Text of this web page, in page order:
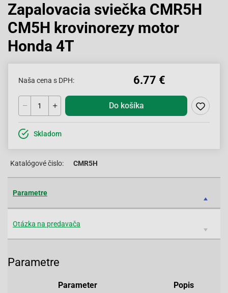
Zapalovacia sviečka CMR5H
CM5H krovinorezy motor
Honda 4T
Naša cena s DPH: 6.77 €
Do košíka
Skladom
Katalógové čislo: CMR5H
Parametre
Otázka na predavača
Parametre
Parameter Popis